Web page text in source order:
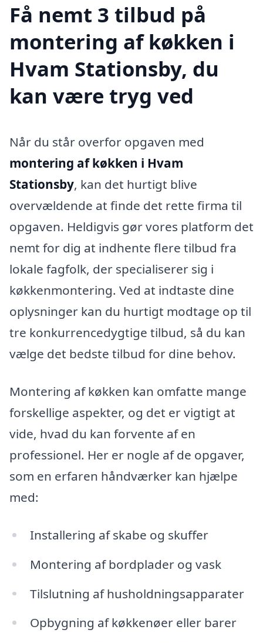
Få nemt 3 tilbud på
montering af køkken i
Hvam Stationsby, du
kan være tryg ved
Når du står overfor opgaven med
montering af køkken i Hvam
Stationsby, kan det hurtigt blive
overvældende at finde det rette firma til
opgaven. Heldigvis gør vores platform det
nemt for dig at indhente flere tilbud fra
lokale fagfolk, der specialiserer sig i
køkkenmontering. Ved at indtaste dine
oplysninger kan du hurtigt modtage op til
tre konkurrencedygtige tilbud, så du kan
vælge det bedste tilbud for dine behov.
Montering af køkken kan omfatte mange
forskellige aspekter, og det er vigtigt at
vide, hvad du kan forvente af en
professionel. Her er nogle af de opgaver,
som en erfaren håndværker kan hjælpe
med:
Installering af skabe og skuffer
Montering af bordplader og vask
Tilslutning af husholdningsapparater
Opbygning af køkkenøer eller barer